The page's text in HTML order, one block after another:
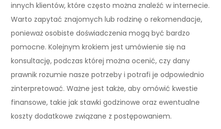
innych klientów, które często można znaleźć w internecie.
Warto zapytać znajomych lub rodzinę o rekomendacje,
ponieważ osobiste doświadczenia mogą być bardzo
pomocne. Kolejnym krokiem jest umówienie się na
konsultację, podczas której można ocenić, czy dany
prawnik rozumie nasze potrzeby i potrafi je odpowiednio
zinterpretować. Ważne jest także, aby omówić kwestie
finansowe, takie jak stawki godzinowe oraz ewentualne
koszty dodatkowe związane z postępowaniem.